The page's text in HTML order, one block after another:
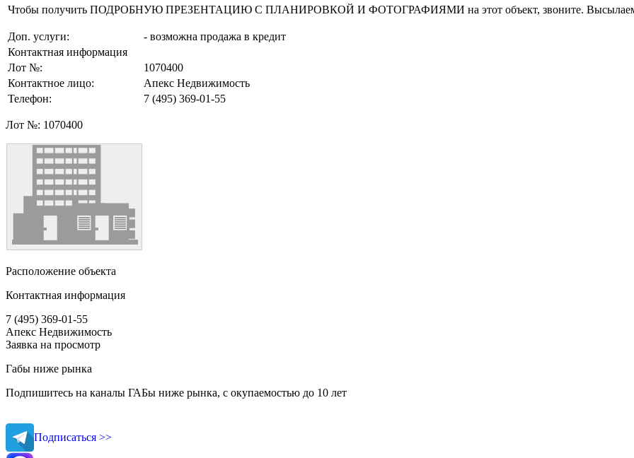
Чтобы получить ПОДРОБНУЮ ПРЕЗЕНТАЦИЮ С ПЛАНИРОВКОЙ И ФОТОГРАФИЯМИ на этот объект, звоните. Высылаем в
Доп. услуги:
- возможна продажа в кредит
Контактная информация
Лот №:
1070400
Контактное лицо:
Апекс Недвижимость
Телефон:
7 (495) 369-01-55
Лот №: 1070400
Расположение объекта
Контактная информация
7 (495) 369-01-55
Апекс Недвижимость
Заявка на просмотр
Габы ниже рынка
Подпишитесь на каналы ГАБы ниже рынка, с окупаемостью до 10 лет
Подписаться >>